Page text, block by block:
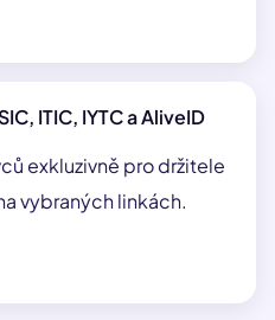
ITIC, IYTC a AliveID
exkluzivně pro držitele
vybraných linkách.